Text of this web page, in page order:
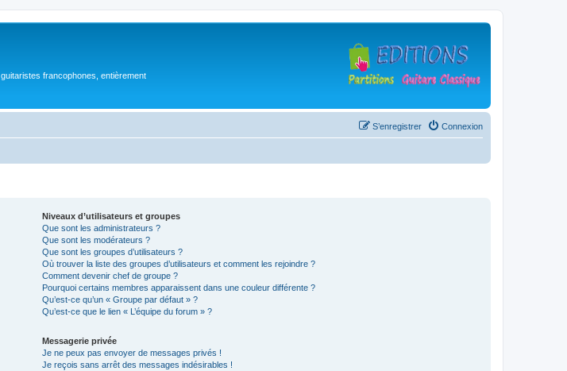
francophones, entièrement
Connexion
S’enregistrer
Niveaux d’utilisateurs et groupes
Que sont les administrateurs ?
Que sont les modérateurs ?
Que sont les groupes d’utilisateurs ?
Où trouver la liste des groupes d’utilisateurs et comment les rejoindre ?
Comment devenir chef de groupe ?
Pourquoi certains membres apparaissent dans une couleur différente ?
Qu’est-ce qu’un « Groupe par défaut » ?
Qu’est-ce que le lien « L’équipe du forum » ?
Messagerie privée
Je ne peux pas envoyer de messages privés !
Je reçois sans arrêt des messages indésirables !